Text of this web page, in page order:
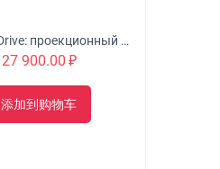
HUDWAY Drive: проекционный дисплей для автомобиля
27 900.00 ₽
添加到购物车